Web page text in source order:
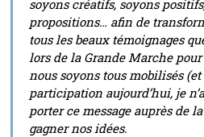
soyons créatifs, soyons
propositions… afin de
tous les beaux témoignages
lors de la Grande Marche
nous soyons tous mobilisés
participation aujourd’hui, je
porter ce message auprès de
gagner nos idées.